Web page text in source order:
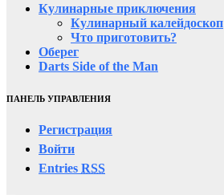
Кулинарные приключения
Кулинарный калейдоскоп
Что приготовить?
Оберег
Darts Side of the Man
ПАНЕЛЬ УПРАВЛЕНИЯ
Регистрация
Войти
Entries RSS